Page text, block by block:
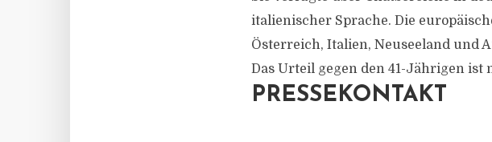
italienischer Sprache. Die
Österreich, Italien, Neuseeland und
Das Urteil gegen den 41-Jährigen
PRESSEKONTAKT